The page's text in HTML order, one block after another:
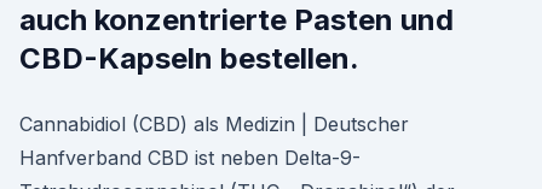
auch konzentrierte Pasten und
CBD-Kapseln bestellen.
Cannabidiol (CBD) als Medizin | Deutscher
Hanfverband CBD ist neben Delta-9-